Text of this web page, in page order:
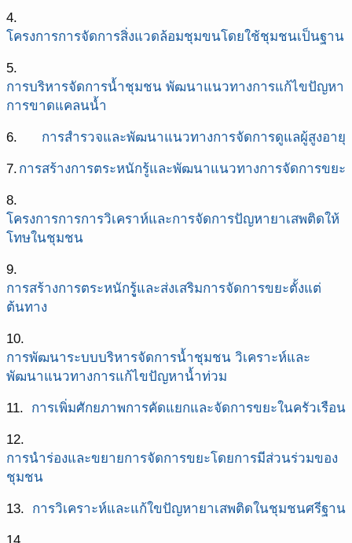
4.
โครงการการจัดการสิ่งแวดล้อมชุมขนโดยใช้ชุมชนเป็นฐาน
5.
การบริหารจัดการน้ำชุมชน พัฒนาแนวทางการแก้ไขปัญหา
การขาดแคลนน้ำ
6. การสำรวจและพัฒนาแนวทางการจัดการดูแลผู้สูงอายุ
7. การสร้างการตระหนักรู้และพัฒนาแนวทางการจัดการขยะ
8.
โครงการการการวิเคราห์และการจัดการปัญหายาเสพติดให้
โทษในชุมชน
9.
การสร้างการตระหนักรูู้และส่งเสริมการจัดการขยะตั้งแต่
ต้นทาง
10.
การพัฒนาระบบบริหารจัดการน้ำชุมชน วิเคราะห์และ
พัฒนาแนวทางการแก้ไขปัญหาน้ำท่วม
11. การเพิ่มศักยภาพการคัดแยกและจัดการขยะในครัวเรือน
12.
การนำร่องและขยายการจัดการขยะโดยการมีส่วนร่วมของ
ชุมชน
13. การวิเคราะห์และแก้ใขปัญหายาเสพติดในชุมชนศรีฐาน